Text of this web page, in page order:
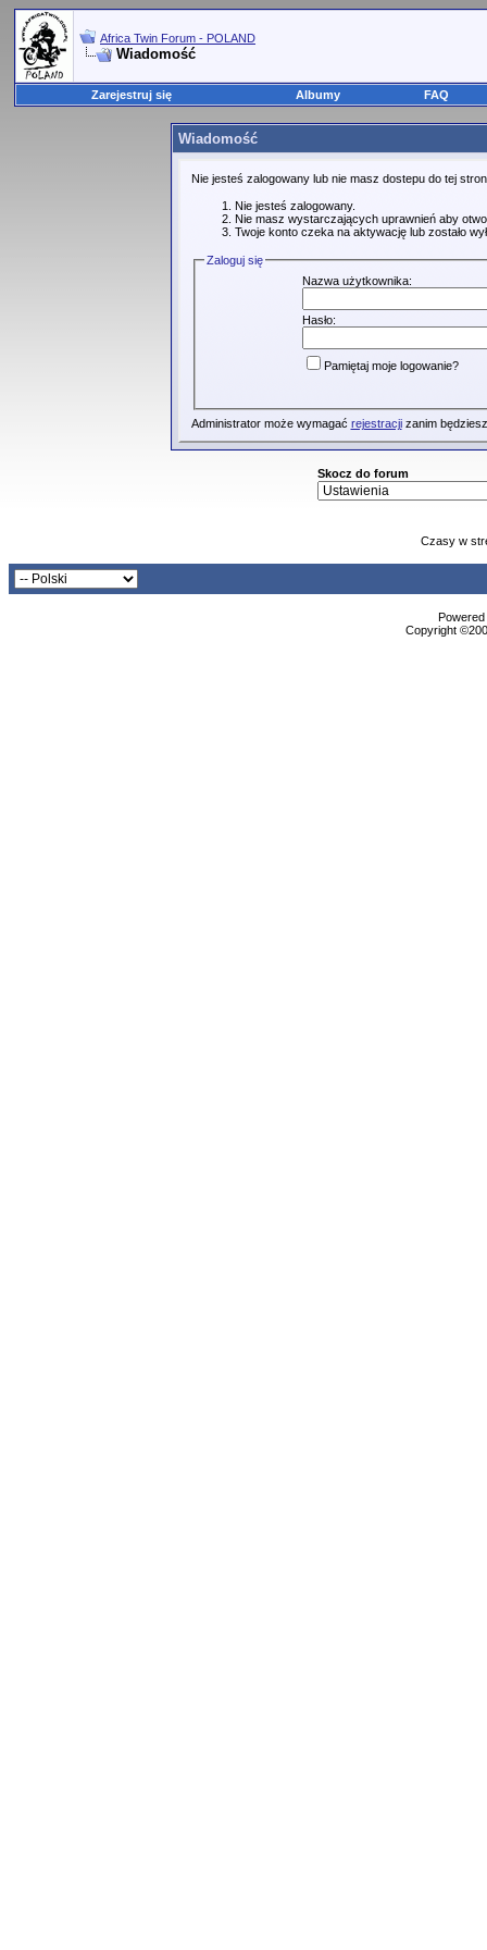
Africa Twin Forum - POLAND
Wiadomość
Zarejestruj się Albumy FAQ
Wiadomość
Nie jesteś zalogowany lub nie masz dostepu do tej
Nie jesteś zalogowany.
Nie masz wystarczających uprawnień aby
Twoje konto czeka na aktywację lub zostało
Zaloguj się
Nazwa użytkownika:
Hasło:
Pamiętaj moje logowanie?
Administrator może wymagać rejestracjizanim
Skocz do forum
Czasy w
Copyright